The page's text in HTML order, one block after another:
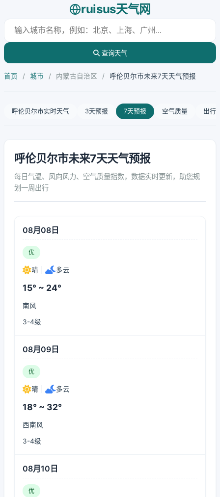
ruisus天气网
查询天气
首页 / 城市 / 内蒙古自治区 / 呼伦贝尔市未来7天天气预报
呼伦贝尔市实时天气 3天预报 7天预报 空气质量 出行
呼伦贝尔市未来7天天气预报
每日气温、风向风力、空气质量指数，数据实时更新，助您规
划一周出行
08月08日
优
晴 多云
15° ~ 24°
南风
3-4级
08月09日
优
晴 多云
18° ~ 32°
西南风
3-4级
08月10日
优